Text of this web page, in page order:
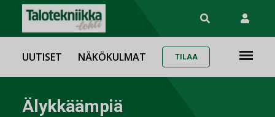
UUTISET NÄKÖKULMAT TILAA
Älykkäämpiä